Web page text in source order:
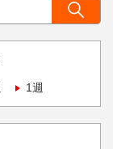
1週